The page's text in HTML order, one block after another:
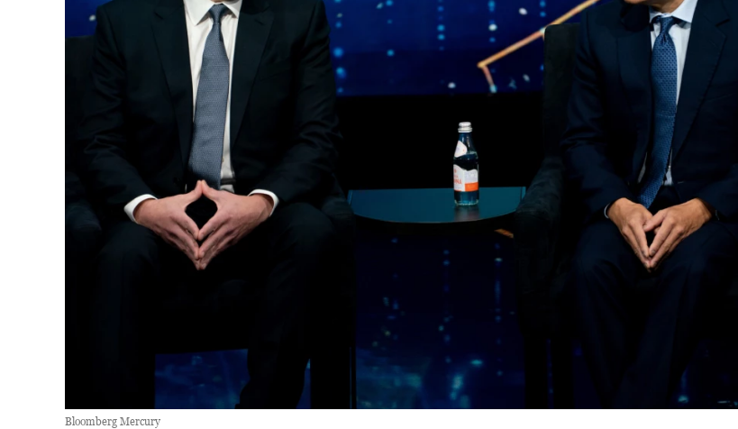
Bloomberg Mercury